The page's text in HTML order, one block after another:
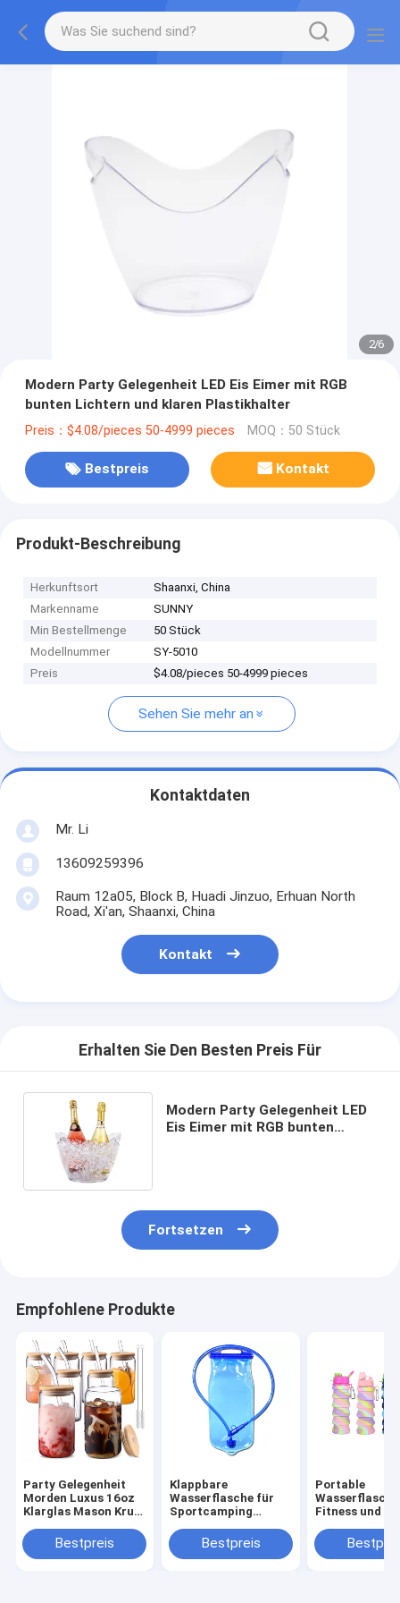
2/6
Modern Party Gelegenheit LED Eis Eimer mit RGB
bunten Lichtern und klaren Plastikhalter
Preis：$4.08/pieces 50-4999 pieces MOQ：50 Stück
Bestpreis Kontakt
Produkt-Beschreibung
Herkunftsort
Shaanxi, China
Markenname
SUNNY
Min Bestellmenge
50 Stück
Modellnummer
SY-5010
Preis
$4.08/pieces 50-4999 pieces
Sehen Sie mehr an
Kontaktdaten
Mr. Li
13609259396
Raum 12a05, Block B, Huadi Jinzuo, Erhuan North
Road, Xi'an, Shaanxi, China
Kontakt
Erhalten Sie Den Besten Preis Für
Modern Party Gelegenheit LED
Eis Eimer mit RGB bunten
Fortsetzen
Empfohlene Produkte
Party Gelegenheit
Morden Luxus 16oz
Klarglas Mason Krug
und StrohBestpreis
Klappbare
Wasserflasche für
Sportcamping
frei
Bestpreis
Portable
Fitness und
Silikon